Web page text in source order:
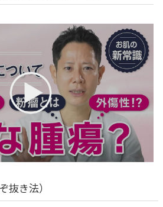
抜き法）